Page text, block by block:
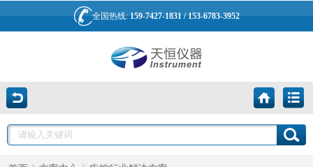
全国热线:159-7427-1831 / 153-6783-3952